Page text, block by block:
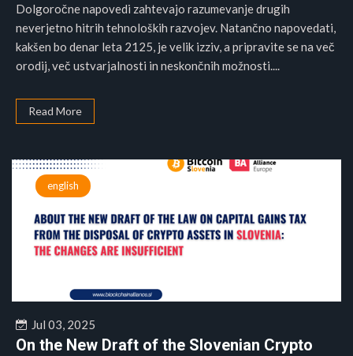
Dolgoročne napovedi zahtevajo razumevanje drugih
neverjetno hitrih tehnoloških razvojev. Natančno napovedati,
kakšen bo denar leta 2125, je velik izziv, a pripravite se na več
orodij, več ustvarjalnosti in neskončnih možnosti....
Read More
english
Jul 03, 2025
On the New Draft of the Slovenian Crypto